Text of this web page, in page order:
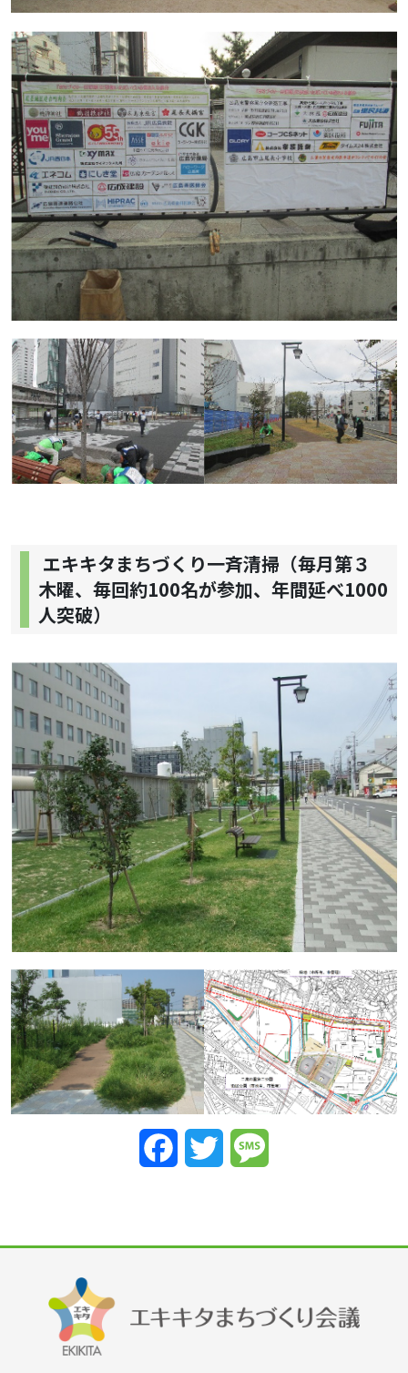
エキキタまちづくり一斉清掃（毎月第３
木曜、毎回約100名が参加、年間延べ1000
人突破）
FacebookTwitter